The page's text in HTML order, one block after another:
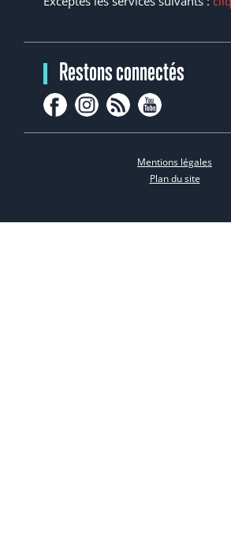
Restons connectés
Mentions légales
Plan du site